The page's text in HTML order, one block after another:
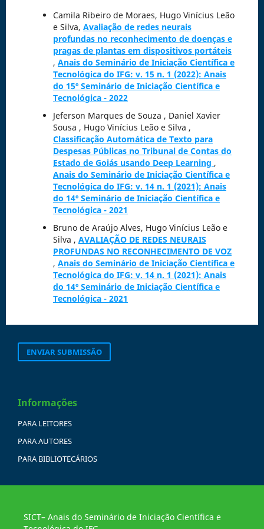
Camila Ribeiro de Moraes, Hugo Vinícius Leão
e Silva, Avaliação de redes neurais
profundas no reconhecimento de doenças e
pragas de plantas em dispositivos portáteis
, Anais do Seminário de Iniciação Científica e
Tecnológica do IFG: v. 15 n. 1 (2022): Anais
do 15º Seminário de Iniciação Científica e
Tecnológica - 2022
Jeferson Marques de Souza , Daniel Xavier
Sousa , Hugo Vinícius Leão e Silva ,
Classificação Automática de Texto para
Despesas Públicas no Tribunal de Contas do
Estado de Goiás usando Deep Learning ,
Anais do Seminário de Iniciação Científica e
Tecnológica do IFG: v. 14 n. 1 (2021): Anais
do 14º Seminário de Iniciação Científica e
Tecnológica - 2021
Bruno de Araújo Alves, Hugo Vinícius Leão e
Silva , AVALIAÇÃO DE REDES NEURAIS
PROFUNDAS NO RECONHECIMENTO DE VOZ
, Anais do Seminário de Iniciação Científica e
Tecnológica do IFG: v. 14 n. 1 (2021): Anais
do 14º Seminário de Iniciação Científica e
Tecnológica - 2021
ENVIAR SUBMISSÃO
Informações
PARA LEITORES
PARA AUTORES
PARA BIBLIOTECÁRIOS
SICT– Anais do Seminário de Iniciação Científica e